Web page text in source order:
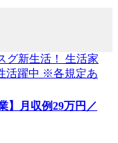
】月収例29万円／